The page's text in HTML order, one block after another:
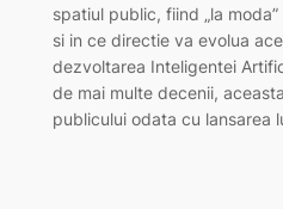
spatiul public, fiind „la
si in ce directie va evolua
dezvoltarea Inteligentei
de mai multe decenii,
publicului odata cu lansarea